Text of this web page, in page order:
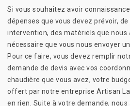
Si vous souhaitez avoir
dépenses que vous devez prévoir,
intervention, des matériels que nous
nécessaire que vous nous envoyer
Pour ce faire, vous devez remplir
demande de devis avec vos
chaudière que vous avez, votre
offert par notre entreprise Artisan
en rien. Suite à votre demande, nous